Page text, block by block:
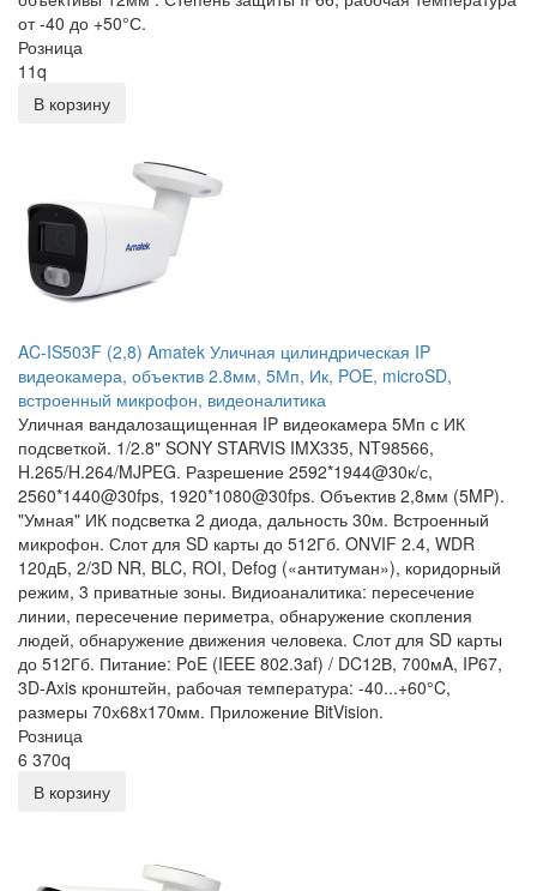
от -40 до +50°С.
Розница
11q
В корзину
AC-IS503F (2,8) Amatek Уличная цилиндрическая IP
видеокамера, объектив 2.8мм, 5Мп, Ик, POE, microSD,
встроенный микрофон, видеоналитика
Уличная вандалозащищенная IP видеокамера 5Мп с ИК
подсветкой. 1/2.8" SONY STARVIS IMX335, NT98566,
H.265/H.264/MJPEG. Разрешение 2592*1944@30к/с,
2560*1440@30fps, 1920*1080@30fps. Объектив 2,8мм (5MP).
"Умная" ИК подсветка 2 диода, дальность 30м. Встроенный
микрофон. Слот для SD карты до 512Гб. ONVIF 2.4, WDR
120дБ, 2/3D NR, BLC, ROI, Defog («антитуман»), коридорный
режим, 3 приватные зоны. Видиоаналитика: пересечение
линии, пересечение периметра, обнаружение скопления
людей, обнаружение движения человека. Слот для SD карты
до 512Гб. Питание: PoE (IEEE 802.3af) / DC12В, 700мA, IP67,
3D-Axis кронштейн, рабочая температура: -40...+60°C,
размеры 70х68x170мм. Приложение BitVision.
Розница
6 370q
В корзину